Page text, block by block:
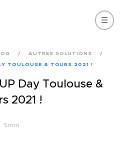
AUTRES SOLUTIONS
TOULOUSE & TOURS 2021 !
Day Toulouse &
2021 !
5min